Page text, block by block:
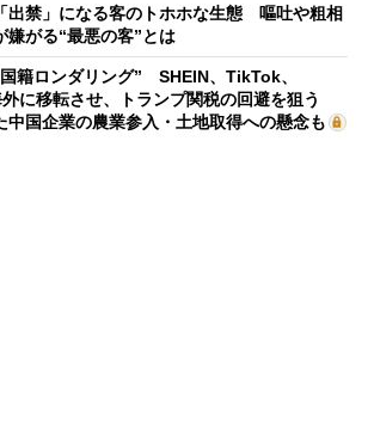
出禁」になる客のトホホな生態 嘔吐や粗相
嫌がる“最悪の客”とは
籍ロンダリング” SHEIN、TikTok、
に移転させ、トランプ関税の回避を狙う
中国企業の農業参入・土地取得への懸念も